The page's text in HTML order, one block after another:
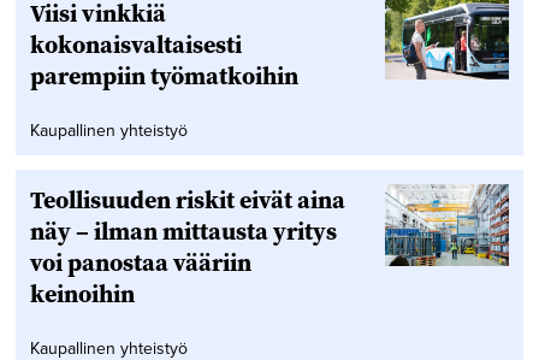
Viisi vinkkiä
kokonaisvaltaisesti
parempiin työmatkoihin
Kaupallinen yhteistyö
Teollisuuden riskit eivät aina
näy – ilman mittausta yritys
voi panostaa vääriin
keinoihin
Kaupallinen yhteistyö